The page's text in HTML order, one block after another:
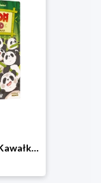
Banda Pand i Kawałki Bambusa Egmont